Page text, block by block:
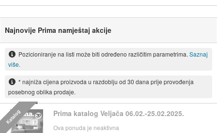
Najnovije Prima namještaj akcije
Pozicioniranje na listi može biti određeno različitim parametrima. Saznaj
više.
* najniža cijena proizvoda u razdoblju od 30 dana prije provođenja
posebnog oblika prodaje.
Prima katalog Veljača 06.02.-25.02.2025.
Ova ponuda je neaktivna
Katalog